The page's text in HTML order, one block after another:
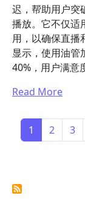
迟，帮助用户突
播放。它不仅适
用，以确保直播
显示，使用油管
40%，用户满意
Read More
分页
当前页
1 Page
2 3